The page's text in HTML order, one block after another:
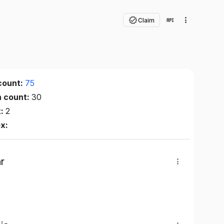
Claim
75
count:30
2